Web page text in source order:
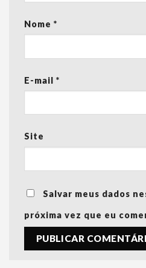
Nome *
E-mail *
Site
Salvar meus dados
próxima vez que eu